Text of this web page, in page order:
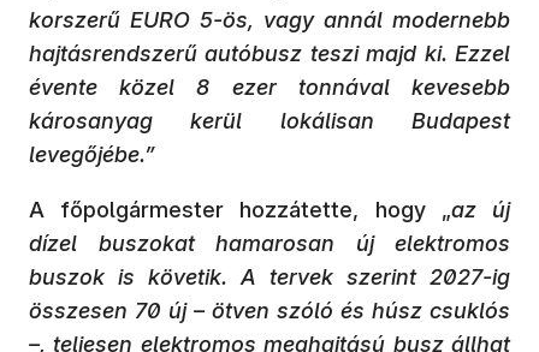
korszerű EURO 5-ös, vagy annál modernebb
hajtásrendszerű autóbusz teszi majd ki. Ezzel
évente közel 8 ezer tonnával kevesebb
károsanyag kerül lokálisan Budapest
levegőjébe.”
A főpolgármester hozzátette, hogy „az új
dízel buszokat hamarosan új elektromos
buszok is követik. A tervek szerint 2027-ig
összesen 70 új – ötven szóló és húsz csuklós
–, teljesen elektromos meghajtású busz állhat